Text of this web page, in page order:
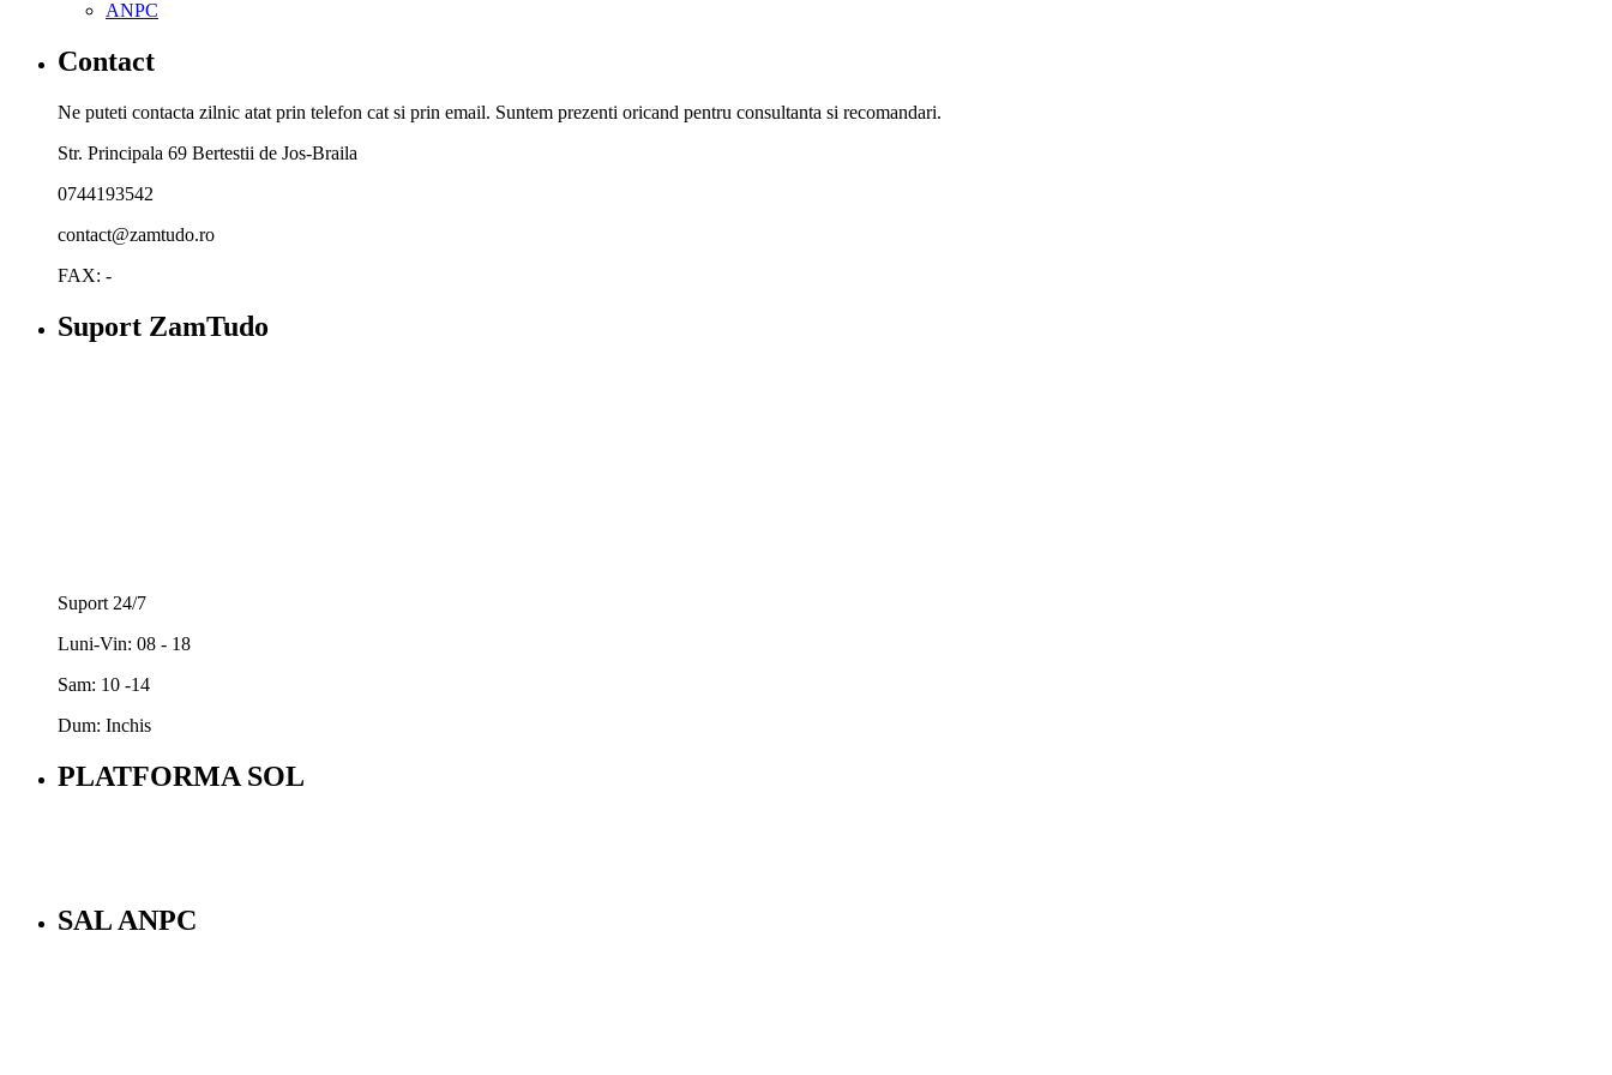
ANPC
Contact
Ne puteti contacta zilnic atat prin telefon cat si prin email. Suntem prezenti oricand pentru consultanta si recomandari.
Str. Principala 69 Bertestii de Jos-Braila
0744193542
contact@zamtudo.ro
FAX: -
Suport ZamTudo
Suport 24/7
Luni-Vin: 08 - 18
Sam: 10 -14
Dum: Inchis
PLATFORMA SOL
SAL ANPC